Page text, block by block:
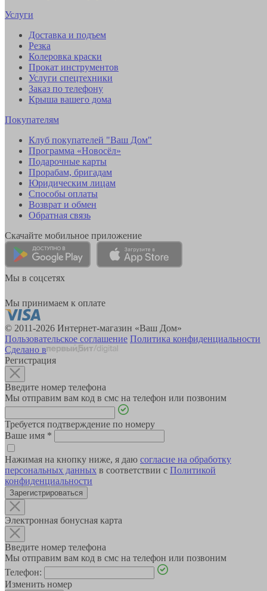
Услуги
Доставка и подъем
Резка
Колеровка краски
Прокат инструментов
Услуги спецтехники
Заказ по телефону
Крыша вашего дома
Покупателям
Клуб покупателей "Ваш Дом"
Программа «Новосёл»
Подарочные карты
Прорабам, бригадам
Юридическим лицам
Способы оплаты
Возврат и обмен
Обратная связь
Скачайте мобильное приложение
Мы в соцсетях
Мы принимаем к оплате
© 2011-2026 Интернет-магазин «Ваш Дом»
Пользовательское соглашение Политика конфиденциальности
Сделано в
Регистрация
Введите номер телефона
Мы отправим вам код в смс на телефон или позвоним
Требуется подтверждение по номеру
Ваше имя *
Нажимая на кнопку ниже, я даю согласие на обработку
персональных данных в соответствии с Политикой
конфиденциальности
Зарегистрироваться
Электронная бонусная карта
Введите номер телефона
Мы отправим вам код в смс на телефон или позвоним
Телефон:
Изменить номер